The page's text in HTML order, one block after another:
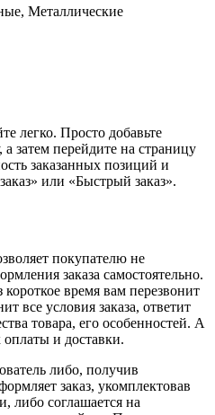
Металлические
легко. Просто добавьте
затем перейдите на страницу
заказанных позиций и
или «Быстрый заказ».
покупателю не
заказа самостоятельно.
время вам перезвонит
все условия заказа, ответит
товара, его особенностей. А
оплаты и доставки.
либо, получив
заказ, укомплектовав
либо соглашается на